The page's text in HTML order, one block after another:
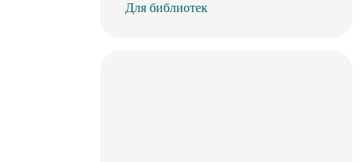
Для библиотек